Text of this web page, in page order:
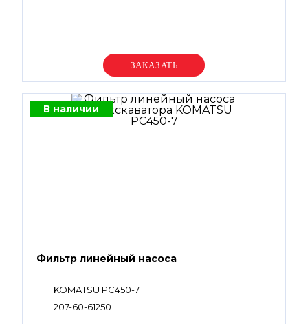
Уточняйте цену
В наличии
Фильтр линейный насоса
KOMATSU PC450-7
207-60-61250